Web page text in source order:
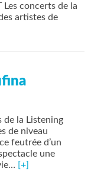
Les concerts de la
artistes de
de la Listening
de niveau
feutrée d’un
une
[+]